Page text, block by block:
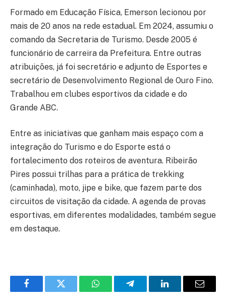
Formado em Educação Física, Emerson lecionou por
mais de 20 anos na rede estadual. Em 2024, assumiu o
comando da Secretaria de Turismo. Desde 2005 é
funcionário de carreira da Prefeitura. Entre outras
atribuições, já foi secretário e adjunto de Esportes e
secretário de Desenvolvimento Regional de Ouro Fino.
Trabalhou em clubes esportivos da cidade e do
Grande ABC.
Entre as iniciativas que ganham mais espaço com a
integração do Turismo e do Esporte está o
fortalecimento dos roteiros de aventura. Ribeirão
Pires possui trilhas para a prática de trekking
(caminhada), moto, jipe e bike, que fazem parte dos
circuitos de visitação da cidade. A agenda de provas
esportivas, em diferentes modalidades, também segue
em destaque.
FacebookTwitter WhatsAppTelegramLinkedInEmail